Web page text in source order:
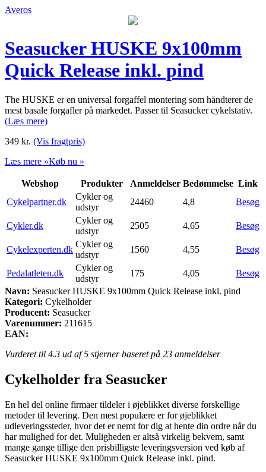
Averos
Seasucker HUSKE 9x100mm
Quick Release inkl. pind
The HUSKE er en universal forgaffel montering som håndterer de
mest basale forgafler på markedet. Passer til Seasucker cykelstativ.
(Læs mere)
349 kr. (Vis fragtpris)
Læs mere »Køb nu »
Webshop Produkter Anmeldelser Bedømmelse Link
Cykelpartner.dk
Cykler og
udstyr
24460 4,8 Besøg
Cykler.dk
Cykler og
udstyr
2505 4,65 Besøg
Cykelexperten.dk
Cykler og
udstyr
1560 4,55 Besøg
Pedalatleten.dk
Cykler og
udstyr
175 4,05
Besøg
Navn: Seasucker HUSKE 9x100mm Quick Release inkl. pind
Kategori: Cykelholder
Producent: Seasucker
Varenummer: 211615
EAN:
Vurderet til 4.3 ud af 5 stjerner baseret på 23 anmeldelser
Cykelholder fra Seasucker
En hel del online firmaer tildeler i øjeblikket diverse forskellige
metoder til levering. Den mest populære er for øjeblikket
udleveringssteder, hvor det er nemt for dig at hente din ordre når du
har mulighed for det. Muligheden er altså virkelig bekvem, samt
mange gange tillige den prisbilligste leveringsversion ved køb af
Seasucker HUSKE 9x100mm Quick Release inkl. pind.